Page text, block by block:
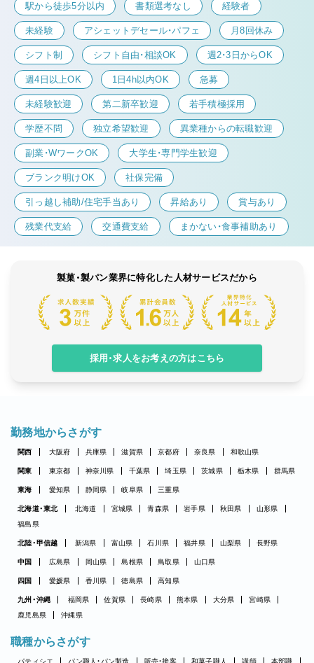
駅から徒歩5分以内 書類選考なし 経験者
未経験 アシェットデセール・パフェ 月8回休み
シフト制 シフト自由・相談OK 週2・3日からOK
週4日以上OK 1日4h以内OK 急募
未経験歓迎 第二新卒歓迎 若手積極採用
学歴不問 独立希望歓迎 異業種からの転職歓迎
副業・WワークOK 大学生・専門学生歓迎
ブランク明けOK 社保完備
引っ越し補助/住宅手当あり 昇給あり 賞与あり
残業代支給 交通費支給 まかない・食事補助あり
製菓・製パン業界に特化した人材サービスだから
採用・求人をお考えの方はこちら
勤務地からさがす
関西 大阪府 兵庫県 滋賀県 京都府 奈良県 和歌山県
関東 東京都 神奈川県 千葉県 埼玉県 茨城県 栃木県 群馬県
東海 愛知県 静岡県 岐阜県 三重県
北海道・東北 北海道 宮城県 青森県 岩手県 秋田県
山形県
福島県
北陸・甲信越 新潟県 富山県 石川県 福井県 山梨県 長野県
中国 広島県 岡山県 島根県 鳥取県 山口県
四国 愛媛県 香川県 徳島県 高知県
九州・沖縄 福岡県 佐賀県 長崎県 熊本県 大分県
宮崎県
鹿児島県
沖縄県
職種からさがす